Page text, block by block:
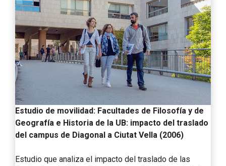
Estudio de movilidad: Facultades de Filosofía y de
Geografía e Historia de la UB: impacto del traslado
del campus de Diagonal a Ciutat Vella (2006)
Estudio que analiza el impacto del traslado de las